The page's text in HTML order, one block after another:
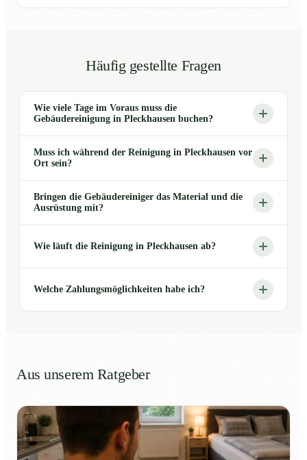
Häufig gestellte Fragen
Wie viele Tage im Voraus muss die
Gebäudereinigung in Pleckhausen buchen?
Muss ich während der Reinigung in Pleckhausen vor
Ort sein?
Bringen die Gebäudereiniger das Material und die
Ausrüstung mit?
Wie läuft die Reinigung in Pleckhausen ab?
Welche Zahlungsmöglichkeiten habe ich?
Aus unserem Ratgeber